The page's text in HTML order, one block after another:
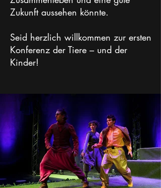
Zukunft aussehen könnte.
Seid herzlich willkommen zur ersten
Konferenz der Tiere – und der
Kinder!